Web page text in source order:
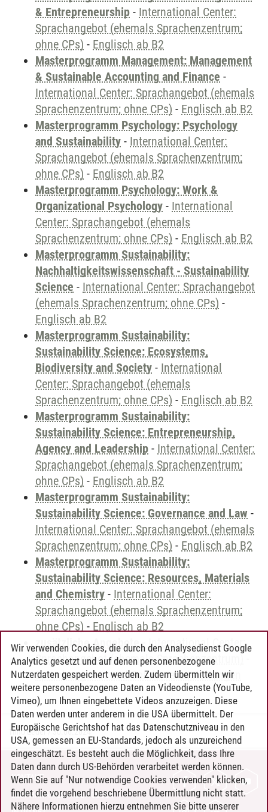
& Entrepreneurship - International Center:
Sprachangebot (ehemals Sprachenzentrum;
ohne CPs) - Englisch ab B2
Masterprogramm Management: Management
& Sustainable Accounting and Finance -
International Center: Sprachangebot (ehemals
Sprachenzentrum; ohne CPs) - Englisch ab B2
Masterprogramm Psychology: Psychology
and Sustainability - International Center:
Sprachangebot (ehemals Sprachenzentrum;
ohne CPs) - Englisch ab B2
Masterprogramm Psychology: Work &
Organizational Psychology - International
Center: Sprachangebot (ehemals
Sprachenzentrum; ohne CPs) - Englisch ab B2
Masterprogramm Sustainability:
Nachhaltigkeitswissenschaft - Sustainability
Science - International Center: Sprachangebot
(ehemals Sprachenzentrum; ohne CPs) -
Englisch ab B2
Masterprogramm Sustainability:
Sustainability Science: Ecosystems,
Biodiversity and Society - International
Center: Sprachangebot (ehemals
Sprachenzentrum; ohne CPs) - Englisch ab B2
Masterprogramm Sustainability:
Sustainability Science: Entrepreneurship,
Agency and Leadership - International Center:
Sprachangebot (ehemals Sprachenzentrum;
ohne CPs) - Englisch ab B2
Masterprogramm Sustainability:
Sustainability Science: Governance and Law -
International Center: Sprachangebot (ehemals
Sprachenzentrum; ohne CPs) - Englisch ab B2
Masterprogramm Sustainability:
Sustainability Science: Resources, Materials
and Chemistry - International Center:
Sprachangebot (ehemals Sprachenzentrum;
ohne CPs) - Englisch ab B2
zusätzliche Angebote- International Center:
Sprachangebot (ehemals Sprachenzentrum)
Sprachangebot und Sonderveranstaltungen
Timo Leder/30.06.2024
KONTAKT
LEUPHANA ALS ARBEITGEBER
Wir verwenden Cookies, die durch den Analysedienst Google
Analytics gesetzt und auf denen personenbezogene
Nutzerdaten gespeichert werden. Zudem übermitteln wir
weitere personenbezogene Daten an Videodienste (YouTube,
Vimeo), um Ihnen eingebettete Videos anzuzeigen. Diese
Daten werden unter anderem in die USA übermittelt. Der
Europäische Gerichtshof hat das Datenschutzniveau in den
USA, gemessen an EU-Standards, jedoch als unzureichend
eingeschätzt. Es besteht auch die Möglichkeit, dass Ihre
Daten dann durch US-Behörden verarbeitet werden können.
Wenn Sie auf "Nur notwendige Cookies verwenden" klicken,
findet die vorgehend beschriebene Übermittlung nicht statt.
Nähere Informationen hierzu entnehmen Sie bitte unserer